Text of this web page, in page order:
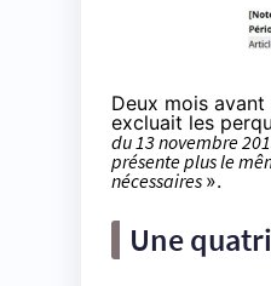
Deux mois
excluait les
du 13 novembre
présente plus le
nécessaires ».
Une